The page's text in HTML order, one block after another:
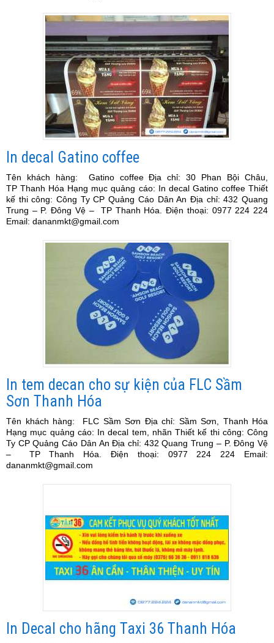
In decal Gatino coffee
Tên khách hàng: Gatino coffee Địa chỉ: 30 Phan Bội Châu,
TP Thanh Hóa Hạng mục quảng cáo: In decal Gatino coffee Thiết
kế thi công: Công Ty CP Quảng Cáo Dân An Địa chỉ: 432 Quang
Trung – P. Đông Vệ – TP Thanh Hóa. Điện thoại: 0977 224 224
Email: dananmkt@gmail.com
In tem decan cho sự kiện của FLC Sầm
Sơn Thanh Hóa
Tên khách hàng: FLC Sầm Sơn Địa chỉ: Sầm Sơn, Thanh Hóa
Hạng mục quảng cáo: In decal tem, nhãn Thiết kế thi công: Công
Ty CP Quảng Cáo Dân An Địa chỉ: 432 Quang Trung – P. Đông Vệ
– TP Thanh Hóa. Điện thoại: 0977 224 224 Email:
dananmkt@gmail.com
In Decal cho hãng Taxi 36 Thanh Hóa